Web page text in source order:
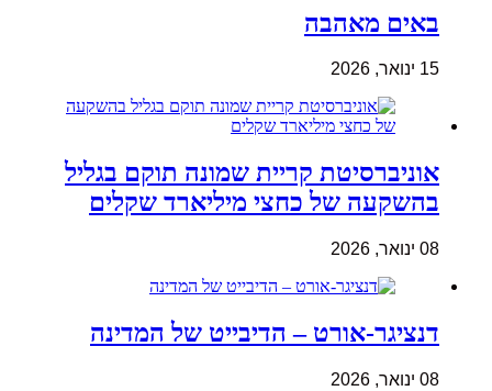
באים מאהבה
15 ינואר, 2026
אוניברסיטת קריית שמונה תוקם בגליל
בהשקעה של כחצי מיליארד שקלים
08 ינואר, 2026
דנציגר-אורט – הדיבייט של המדינה
08 ינואר, 2026